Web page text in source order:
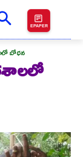
EPAPER
బోధన